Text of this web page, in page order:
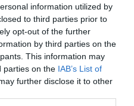
information utilized by
to third parties prior to
opt-out of the further
by third parties on the
This information may
parties on the IAB’s List of
further disclose it to other
w miejscu instalacji
Enterprise